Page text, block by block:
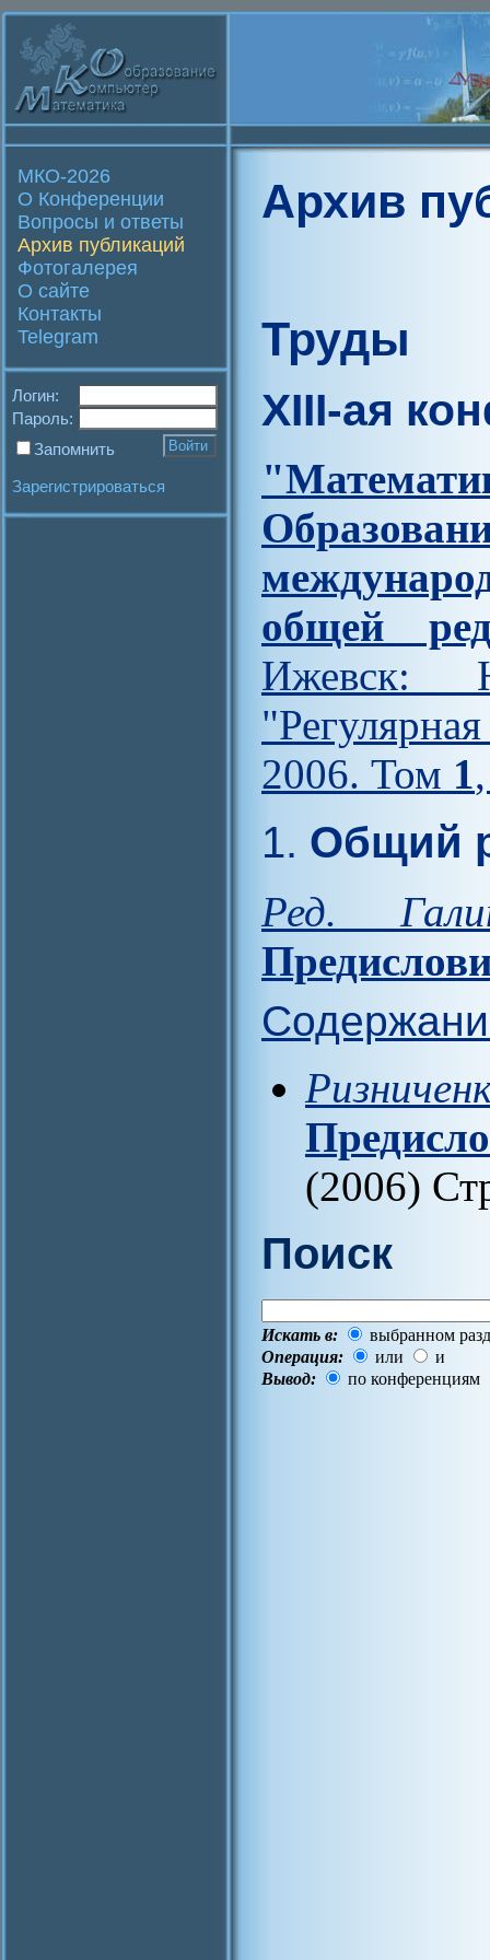
МКО-2026
О Конференции
Вопросы и ответы
Архив публикаций
Фотогалерея
О сайте
Контакты
Telegram
Логин:
Пароль:
Запомнить
Зарегистрироваться
Архив
Труды
XIII-ая
общей
Ижевск:
2006. Том 1
1. Общий
Ред.
(2006)
Поиск
Искать в:
выбранном
Операция:
или
и
Вывод:
по конференциям